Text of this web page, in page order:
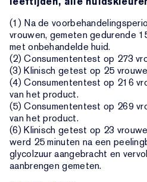
(1) Na de
vrouwen, gemeten gedurende
met onbehandelde huid.
(2) Consumententest op 273
(3) Klinisch getest op 25
(4) Consumententest op 216
van het product.
(5) Consumententest op 269
van het product.
(6) Klinisch getest op 23
werd 25 minuten na een
glycolzuur aangebracht en
aanbrengen gemeten.